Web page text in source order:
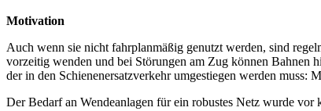
Motivation
Auch wenn sie nicht fahrplanmäßig genutzt werden, sind
vorzeitig wenden und bei Störungen am Zug können Bahnen
der in den Schienenersatzverkehr umgestiegen werden muss:
Der Bedarf an Wendeanlagen für ein robustes Netz wurde